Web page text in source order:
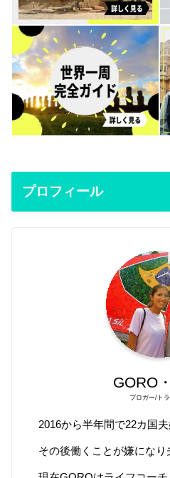
プロフィール
GORO
ブロガー/ト
2016から半年間で22カ国
その後働くことが嫌になり